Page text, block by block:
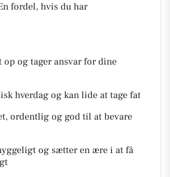
fordel, hvis du har
op og tager ansvar for dine
hverdag og kan lide at tage fat
ordentlig og god til at bevare
og sætter en ære i at få